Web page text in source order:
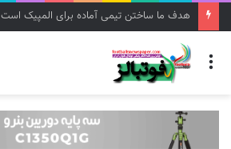
هدف ما ساختن تیمی آماده برای المپیک است
منو